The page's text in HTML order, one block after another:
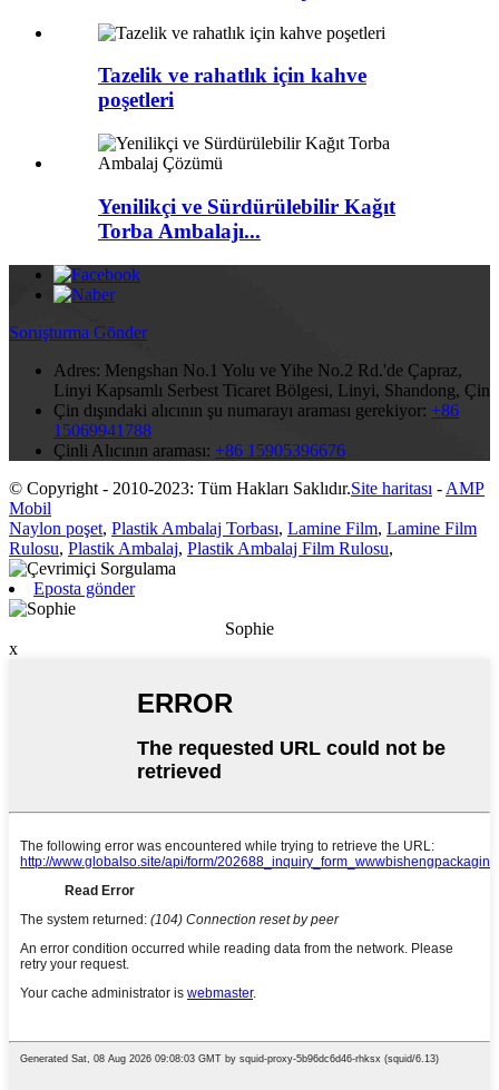
Tazelik ve rahatlık için kahve
poşetleri
Yenilikçi ve Sürdürülebilir Kağıt
Torba Ambalajı...
Soruşturma Gönder
Adres: Mengshan No.1 Yolu ve Yihe No.2 Rd.'de Çapraz,
Linyi Kapsamlı Serbest Ticaret Bölgesi, Linyi, Shandong, Çin
Çin dışındaki alıcının şu numarayı araması gerekiyor: +86
15069941788
Çinli Alıcının araması: +86 15905396676
© Copyright - 2010-2023: Tüm Hakları Saklıdır.Site haritası - AMP
Mobil
Naylon poşet, Plastik Ambalaj Torbası, Lamine Film, Lamine Film
Rulosu, Plastik Ambalaj, Plastik Ambalaj Film Rulosu,
Eposta gönder
Sophie
x